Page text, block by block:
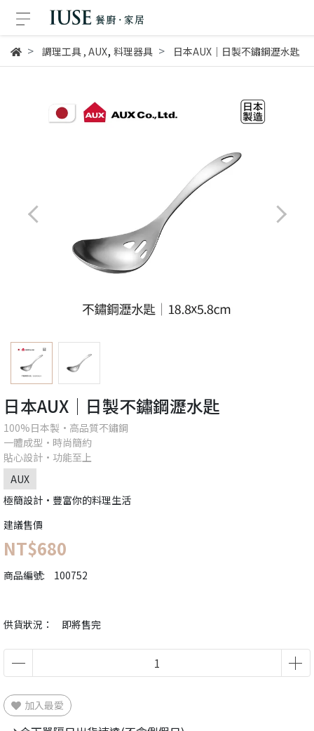
調理工具, AUX, 料理器具 日本AUX│日製不鏽鋼瀝水匙
日本AUX│日製不鏽鋼瀝水匙
100%日本製•高品質不鏽鋼
一體成型•時尚簡約
貼心設計•功能至上
AUX
極簡設計•豐富你的料理生活
建議售價
NT$680
商品編號: 100752
供貨狀況： 即將售完
加入最愛